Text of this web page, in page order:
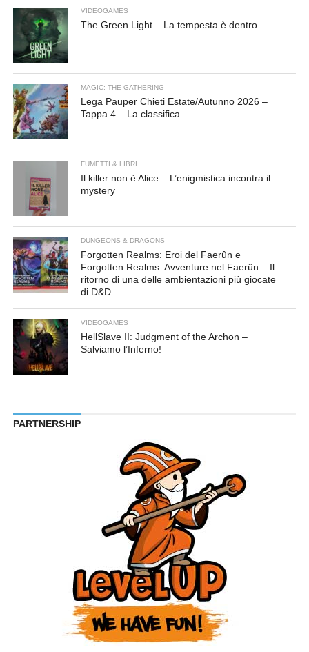
VIDEOGAMES
The Green Light – La tempesta è dentro
MAGIC: THE GATHERING
Lega Pauper Chieti Estate/Autunno 2026 –
Tappa 4 – La classifica
FUMETTI & LIBRI
Il killer non è Alice – L’enigmistica incontra il
mystery
DUNGEONS & DRAGONS
Forgotten Realms: Eroi del Faerûn e
Forgotten Realms: Avventure nel Faerûn – Il
ritorno di una delle ambientazioni più giocate
di D&D
VIDEOGAMES
HellSlave II: Judgment of the Archon –
Salviamo l’Inferno!
PARTNERSHIP